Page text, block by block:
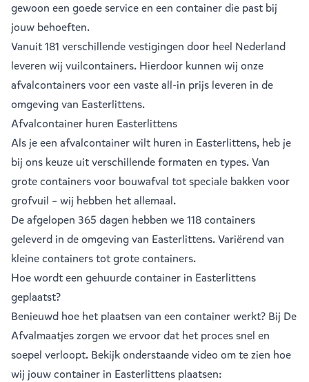
gewoon een goede service en een container die past bij
jouw behoeften.
Vanuit181 verschillende vestigingen door heel Nederland
leveren wij vuilcontainers. Hierdoor kunnen wij onze
afvalcontainers voor een vaste all-in prijs leveren in de
omgeving van Easterlittens.
Afvalcontainer huren Easterlittens
Als je een afvalcontainerwilt huren in Easterlittens, heb je
bij ons keuze uit verschillende formaten en types. Van
grote containers voor bouwafval tot speciale bakken voor
grofvuil – wij hebben het allemaal.
De afgelopen 365 dagen hebben we 118 containers
geleverd in de omgeving van Easterlittens. Variërend van
kleine containerstotgrote containers.
Hoe wordt een gehuurde container in Easterlittens
geplaatst?
Benieuwd hoe het plaatsen van een container werkt? Bij De
Afvalmaatjes zorgen we ervoor dat het proces snel en
soepel verloopt. Bekijk onderstaande video om te zien hoe
wij jouw container in Easterlittens plaatsen: